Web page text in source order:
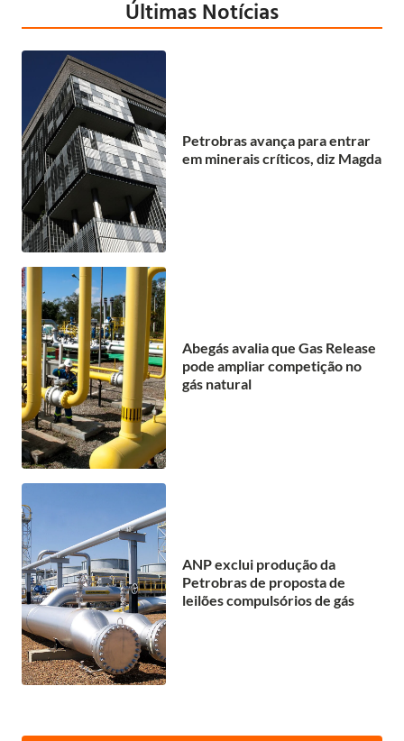
Últimas Notícias
Petrobras avança para entrar
em minerais críticos, diz Magda
Abegás avalia que Gas Release
pode ampliar competição no
gás natural
ANP exclui produção da
Petrobras de proposta de
leilões compulsórios de gás